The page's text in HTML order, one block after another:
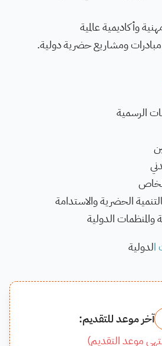
وأكاديمية عالمية
ومشاريع حضرية دولية.
الرسمية
الحضرية والاستدامة
والمنظمات الدولية
الدولية
آخر موعد للتقديم:
موعد التقديم)